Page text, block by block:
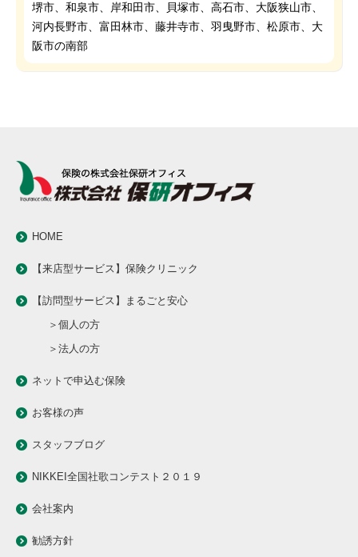
堺市、和泉市、岸和田市、貝塚市、高石市、大阪狭山市、
河内長野市、富田林市、藤井寺市、羽曳野市、松原市、大
阪市の南部
HOME
【来店型サービス】保険クリニック
【訪問型サービス】まるごと安心
＞個人の方
＞法人の方
ネットで申込む保険
お客様の声
スタッフブログ
NIKKEI全国社歌コンテスト２０１９
会社案内
勧誘方針